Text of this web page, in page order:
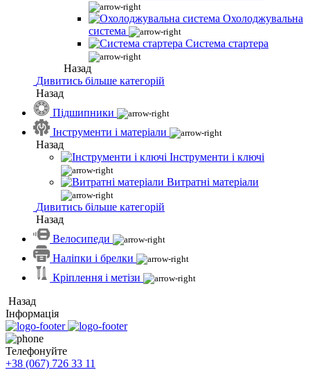
Охолоджувальна
система
Система стартера
Назад
Дивитись більше категорій
Назад
Підшипники
Інструменти і матеріали
Назад
Інструменти і ключі
Витратні матеріали
Дивитись більше категорій
Назад
Велосипеди
Наліпки і брелки
Кріплення і метізи
Назад
Інформація
Телефонуйте
+38 (067) 726 33 11